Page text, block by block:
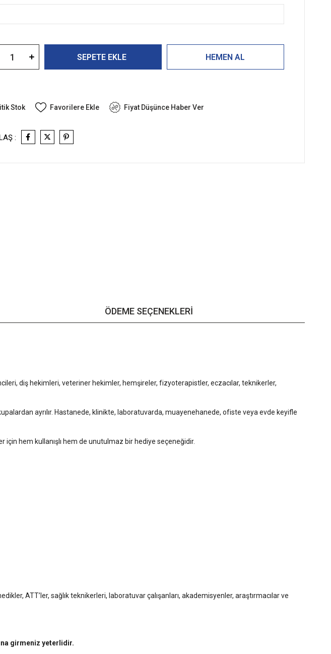
Stok Favorilere Ekle Fiyat Düşünce Haber Ver
:
ÖDEME SEÇENEKLERI
diş hekimleri, veteriner hekimler, hemşireler, fizyoterapistler, eczacılar, teknikerler,
ayrılır. Hastanede, klinikte, laboratuvarda, muayenehanede, ofiste veya evde keyifle
için hem kullanışlı hem de unutulmaz bir hediye seçeneğidir.
ATT’ler, sağlık teknikerleri, laboratuvar çalışanları, akademisyenler, araştırmacılar ve
girmeniz yeterlidir.